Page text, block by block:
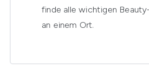
finde alle wichtigen
an einem Ort.